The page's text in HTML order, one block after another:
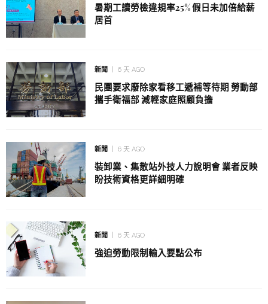
暑期工讀勞檢違規率25% 假日未加倍給薪
居首
新聞 6 天 AGO
民團要求廢除家看移工遞補等待期 勞動部
攜手衛福部 減輕家庭照顧負擔
新聞 6 天 AGO
裝卸業、集散站外技人力說明會 業者反映
盼技術資格更詳細明確
新聞 6 天 AGO
強迫勞動限制輸入要點公布